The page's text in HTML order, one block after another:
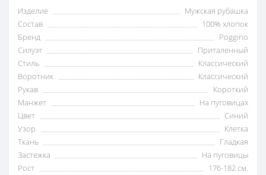
Изделие
Мужская рубашка
Состав
100% хлопок
Бренд
Poggino
Силуэт
Приталенный
Стиль
Классический
Воротник
Классический
Рукав
Короткий
Манжет
На пуговицах
Цвет
Синий
Узор
Клетка
Ткань
Гладкая
Застежка
На пуговицы
Рост
176-182 см.